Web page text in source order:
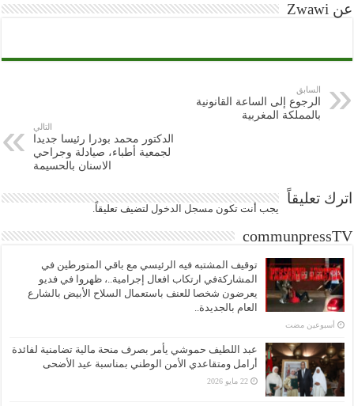
عن Zwawi
السابق
الرجوع إلى الساعة القانونية
بالمملكة المغربية
التالي
الدكتور محمد بودرا رئيسا جديدا
لجمعية أطباء، صيادلة وجراحي
الاسنان بالحسيمة
اترك تعليقاً
يجب أنت تكون مسجل الدخول لتضيف تعليقاً.
communpressTV
توقيف المشتبه فيه الرئيسي مع باقي المتورطين في
المشاركةفي ارتكاب افعال إجرامية..، ظهروا في فديو
يعرضون شخصا للعنف باستعمال السلاح الأبيض بالشارع
العام بالجديدة..
‏أسبوعين مضت
عبد اللطيف حموشي يأمر بصرف منحة مالية تضامنية لفائدة
أرامل ومتقاعدي الأمن الوطني بمناسبة عيد الأضحى
22 مايو 2026